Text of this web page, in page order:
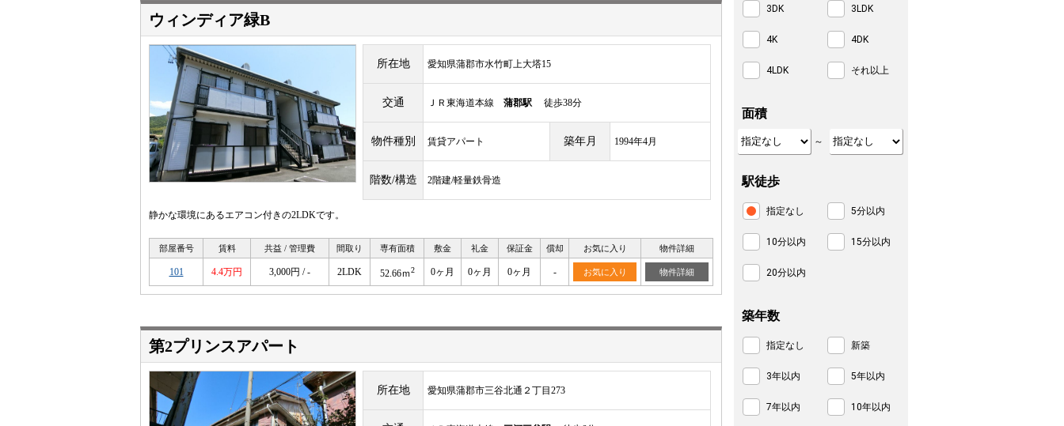
ウィンディア緑B
所在地 愛知県蒲郡市水竹町上大塔15
交通 ＪＲ東海道本線 蒲郡駅 徒歩38分
物件種別 賃貸アパート 築年月 1994年4月
階数/構造 2階建/軽量鉄骨造
静かな環境にあるエアコン付きの2LDKです。
部屋番号 賃料 共益 / 管理費 間取り 専有面積 敷金 礼金 保証金 償却 お気に入り 物件詳細
101 4.4万円 3,000円 / - 2LDK 52.66ｍ2 0ヶ月 0ヶ月 0ヶ月 - お気に入り 物件詳細
第2プリンスアパート
所在地 愛知県蒲郡市三谷北通２丁目273
3DK 3LDK
4K 4DK
4LDK それ以上
面積
～
駅徒歩
指定なし 5分以内
10分以内 15分以内
20分以内
築年数
指定なし 新築
3年以内 5年以内
7年以内 10年以内